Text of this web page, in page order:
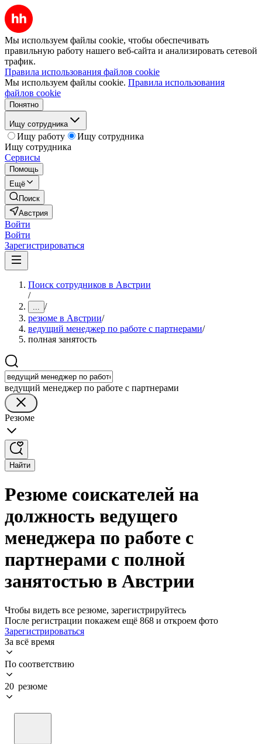
Мы используем файлы cookie, чтобы обеспечивать
правильную работу нашего веб-сайта и анализировать сетевой
трафик.
Правила использования файлов cookie
Мы используем файлы cookie. Правила использования
файлов cookie
Понятно
Ищу сотрудника
Ищу работу
Ищу сотрудника
Ищу сотрудника
Сервисы
Помощь
Ещё
Поиск
Австрия
Войти
Войти
Зарегистрироваться
Поиск сотрудников в Австрии
/
... /
резюме в Австрии/
ведущий менеджер по работе с партнерами/
полная занятость
ведущий менеджер по работе с партнерами
Резюме
Найти
Резюме соискателей на
должность ведущего
менеджера по работе с
партнерами с полной
занятостью в Австрии
Чтобы видеть все резюме, зарегистрируйтесь
После регистрации покажем ещё 868 и откроем фото
Зарегистрироваться
За всё время
По соответствию
20 резюме